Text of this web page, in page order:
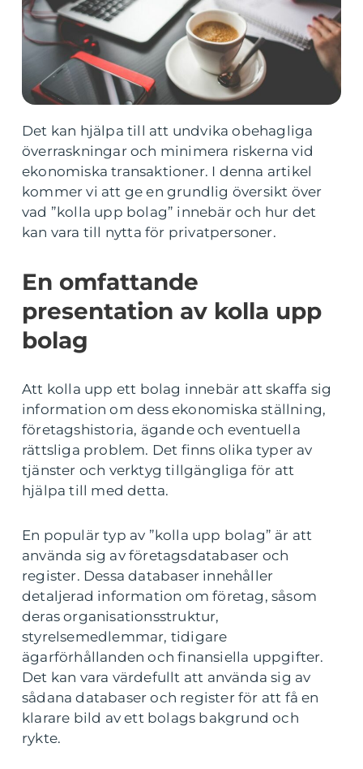
Det kan hjälpa till att undvika obehagliga
överraskningar och minimera riskerna vid
ekonomiska transaktioner. I denna artikel
kommer vi att ge en grundlig översikt över
vad ”kolla upp bolag” innebär och hur det
kan vara till nytta för privatpersoner.
En omfattande
presentation av kolla upp
bolag
Att kolla upp ett bolag innebär att skaffa sig
information om dess ekonomiska ställning,
företagshistoria, ägande och eventuella
rättsliga problem. Det finns olika typer av
tjänster och verktyg tillgängliga för att
hjälpa till med detta.
En populär typ av ”kolla upp bolag” är att
använda sig av företagsdatabaser och
register. Dessa databaser innehåller
detaljerad information om företag, såsom
deras organisationsstruktur,
styrelsemedlemmar, tidigare
ägarförhållanden och finansiella uppgifter.
Det kan vara värdefullt att använda sig av
sådana databaser och register för att få en
klarare bild av ett bolags bakgrund och
rykte.